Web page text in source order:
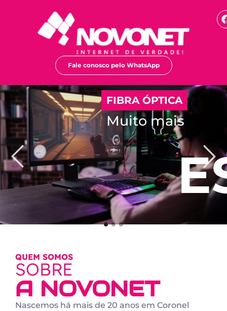
Fale conosco pelo WhatsApp
FIBRA ÓPTICA
Muito mais
QUEM SOMOS
SOBRE
A NOVONET
Nascemos há mais de 20 anos em Coronel